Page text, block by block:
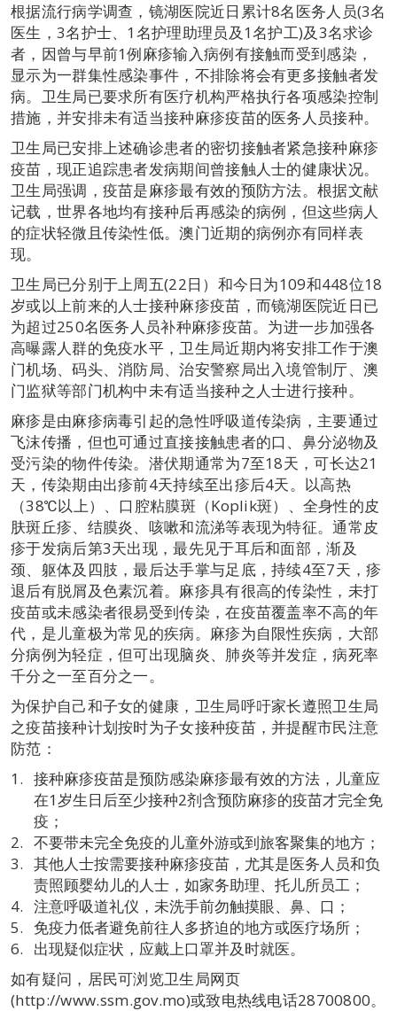
根据流行病学调查，镜湖医院近日累计8名医务人员(3名
医生，3名护士、1名护理助理员及1名护工)及3名求诊
者，因曾与早前1例麻疹输入病例有接触而受到感染，
显示为一群集性感染事件，不排除将会有更多接触者发
病。卫生局已要求所有医疗机构严格执行各项感染控制
措施，并安排未有适当接种麻疹疫苗的医务人员接种。
卫生局已安排上述确诊患者的密切接触者紧急接种麻疹
疫苗，现正追踪患者发病期间曾接触人士的健康状况。
卫生局强调，疫苗是麻疹最有效的预防方法。根据文献
记载，世界各地均有接种后再感染的病例，但这些病人
的症状轻微且传染性低。澳门近期的病例亦有同样表
现。
卫生局已分别于上周五(22日）和今日为109和448位18
岁或以上前来的人士接种麻疹疫苗，而镜湖医院近日已
为超过250名医务人员补种麻疹疫苗。为进一步加强各
高曝露人群的免疫水平，卫生局近期内将安排工作于澳
门机场、码头、消防局、治安警察局出入境管制厅、澳
门监狱等部门机构中未有适当接种之人士进行接种。
麻疹是由麻疹病毒引起的急性呼吸道传染病，主要通过
飞沫传播，但也可通过直接接触患者的口、鼻分泌物及
受污染的物件传染。潜伏期通常为7至18天，可长达21
天，传染期由出疹前4天持续至出疹后4天。以高热
（38℃以上）、口腔粘膜斑（Koplik斑）、全身性的皮
肤斑丘疹、结膜炎、咳嗽和流涕等表现为特征。通常皮
疹于发病后第3天出现，最先见于耳后和面部，渐及
颈、躯体及四肢，最后达手掌与足底，持续4至7天，疹
退后有脱屑及色素沉着。麻疹具有很高的传染性，未打
疫苗或未感染者很易受到传染，在疫苗覆盖率不高的年
代，是儿童极为常见的疾病。麻疹为自限性疾病，大部
分病例为轻症，但可出现脑炎、肺炎等并发症，病死率
千分之一至百分之一。
为保护自己和子女的健康，卫生局呼吁家长遵照卫生局
之疫苗接种计划按时为子女接种疫苗，并提醒市民注意
防范：
接种麻疹疫苗是预防感染麻疹最有效的方法，儿童应
在1岁生日后至少接种2剂含预防麻疹的疫苗才完全免
疫；
不要带未完全免疫的儿童外游或到旅客聚集的地方；
其他人士按需要接种麻疹疫苗，尤其是医务人员和负
责照顾婴幼儿的人士，如家务助理、托儿所员工；
注意呼吸道礼仪，未洗手前勿触摸眼、鼻、口；
免疫力低者避免前往人多挤迫的地方或医疗场所；
出现疑似症状，应戴上口罩并及时就医。
如有疑问，居民可浏览卫生局网页
(http://www.ssm.gov.mo)或致电热线电话28700800。